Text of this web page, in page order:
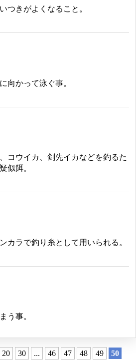
つきがよくなること。
向かって泳ぐ事。
コウイカ、剣先イカなどを釣るた
似餌。
カラで釣り糸として用いられる。
う事。
20 30 ... 46 47 48 49 50